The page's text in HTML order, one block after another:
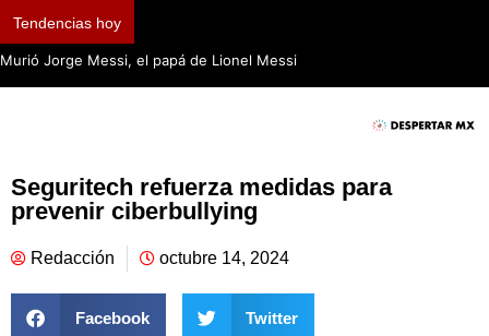
Tendencias hoy
Murió Jorge Messi, el papá de Lionel Messi
Seguritech refuerza medidas para
prevenir ciberbullying
Redacción octubre 14, 2024
Facebook Twitter